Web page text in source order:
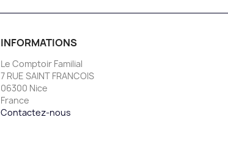
INFORMATIONS
Le Comptoir Familial
7 RUE SAINT FRANCOIS
06300 Nice
France
Contactez-nous